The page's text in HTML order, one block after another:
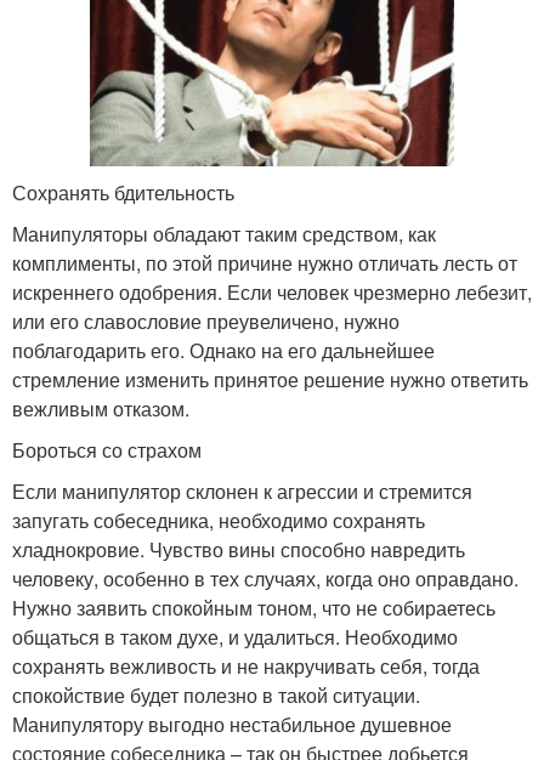
Сохранять бдительность
Манипуляторы обладают таким средством, как
комплименты, по этой причине нужно отличать лесть от
искреннего одобрения. Если человек чрезмерно лебезит,
или его славословие преувеличено, нужно
поблагодарить его. Однако на его дальнейшее
стремление изменить принятое решение нужно ответить
вежливым отказом.
Бороться со страхом
Если манипулятор склонен к агрессии и стремится
запугать собеседника, необходимо сохранять
хладнокровие. Чувство вины способно навредить
человеку, особенно в тех случаях, когда оно оправдано.
Нужно заявить спокойным тоном, что не собираетесь
общаться в таком духе, и удалиться. Необходимо
сохранять вежливость и не накручивать себя, тогда
спокойствие будет полезно в такой ситуации.
Манипулятору выгодно нестабильное душевное
состояние собеседника – так он быстрее добьется